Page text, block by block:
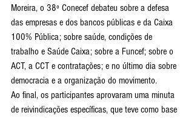
Moreira, o 38º Conecef debateu sobre a defesa
das empresas e dos bancos públicas e da Caixa
100% Pública; sobre saúde, condições de
trabalho e Saúde Caixa; sobre a Funcef; sobre o
ACT, a CCT e contratações; e no último dia sobre
democracia e a organização do movimento.
Ao final, os participantes aprovaram uma minuta
de reivindicações específicas, que teve como base